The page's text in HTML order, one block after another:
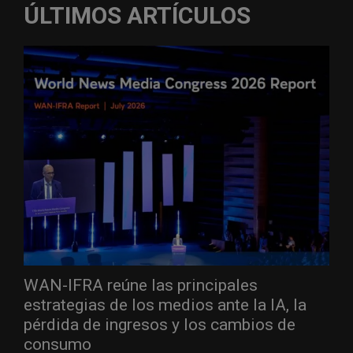
ÚLTIMOS ARTÍCULOS
WAN-IFRA reúne las principales
estrategias de los medios ante la IA, la
pérdida de ingresos y los cambios de
consumo